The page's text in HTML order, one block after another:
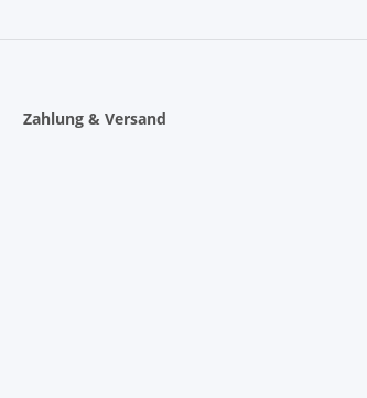
Zahlung & Versand